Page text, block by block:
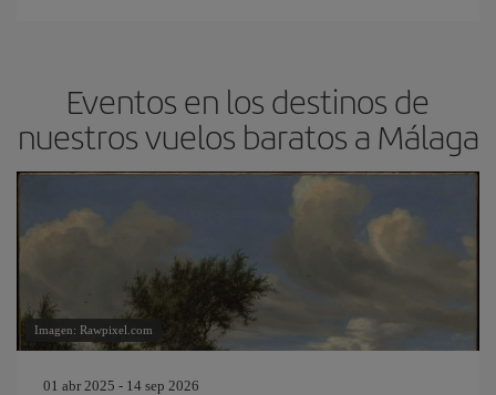
Eventos en los destinos de
nuestros vuelos baratos a Málaga
Imagen: Rawpixel.com
01 abr 2025 - 14 sep 2026